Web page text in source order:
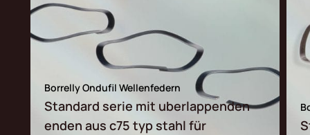
Borrelly Ondufil Wellenfedern
Standard serie mit uberlappenden
enden aus c75 typ stahl für